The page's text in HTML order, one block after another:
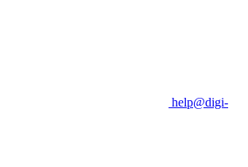
help@digi-